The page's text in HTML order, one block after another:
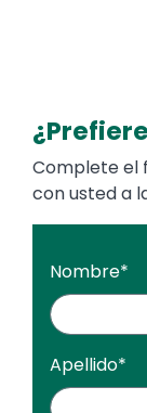
Complete el
con usted a
Nombre*
Apellido*